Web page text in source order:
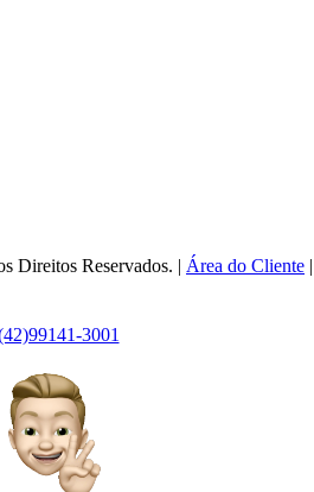
Direitos Reservados. | Área do Cliente |
3001